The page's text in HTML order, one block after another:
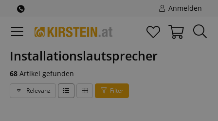
Anmelden
Installationslautsprecher
68 Artikel gefunden
Relevanz Filter